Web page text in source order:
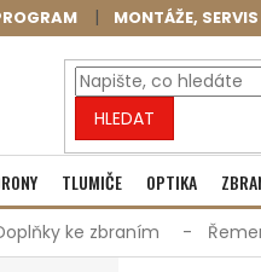
MONTÁŽE,
HLEDAT
TLUMIČE OPTIKA
ke zbraním